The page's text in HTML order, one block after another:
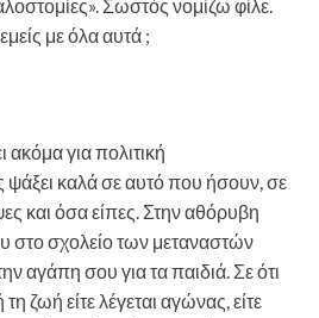
Σωστός νομίζω φίλε.
με όλα αυτά ;
για πολιτική
ψάξει καλά σε αυτό που ήσουν, σε
και όσα είπες. Στην αθόρυβη
στο σχολείο των μεταναστών
αγάπη σου για τα παιδιά. Σε ότι
ζωή είτε λέγεται αγώνας, είτε